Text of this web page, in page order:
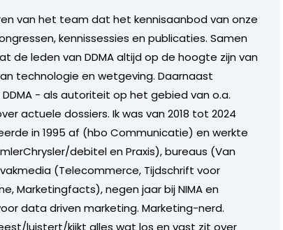
van het team dat het kennisaanbod van onze
kennissessies en publicaties. Samen
de leden van DDMA altijd op de hoogte zijn van
technologie en wetgeving. Daarnaast
- als autoriteit op het gebied van o.a.
actuele dossiers. Ik was van 2018 tot 2024
in 1995 af (hbo Communicatie) en werkte
debitel en Praxis), bureaus (Van
(Telecommerce, Tijdschrift voor
Marketingfacts), negen jaar bij NIMA en
data driven marketing. Marketing-nerd.
luistert/kijkt alles wat los en vast zit over